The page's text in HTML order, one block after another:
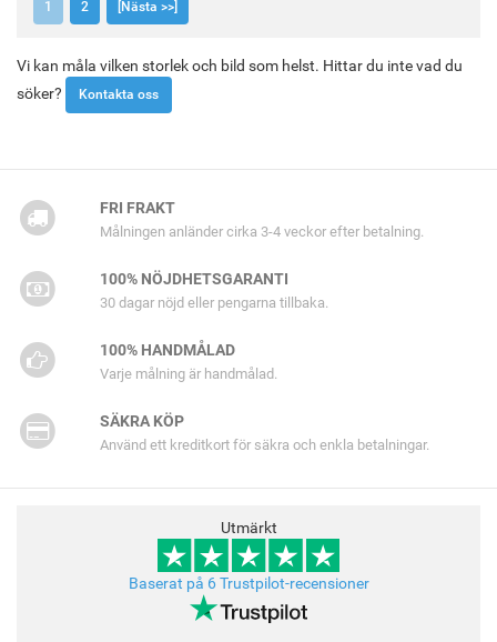
1 2 [Nästa >>]
Vi kan måla vilken storlek och bild som helst. Hittar du inte vad du
söker?
Kontakta oss
FRI FRAKT
Målningen anländer cirka 3-4 veckor efter betalning.
100% NÖJDHETSGARANTI
30 dagar nöjd eller pengarna tillbaka.
100% HANDMÅLAD
Varje målning är handmålad.
SÄKRA KÖP
Använd ett kreditkort för säkra och enkla betalningar.
Utmärkt
Baserat på 6 Trustpilot-recensioner